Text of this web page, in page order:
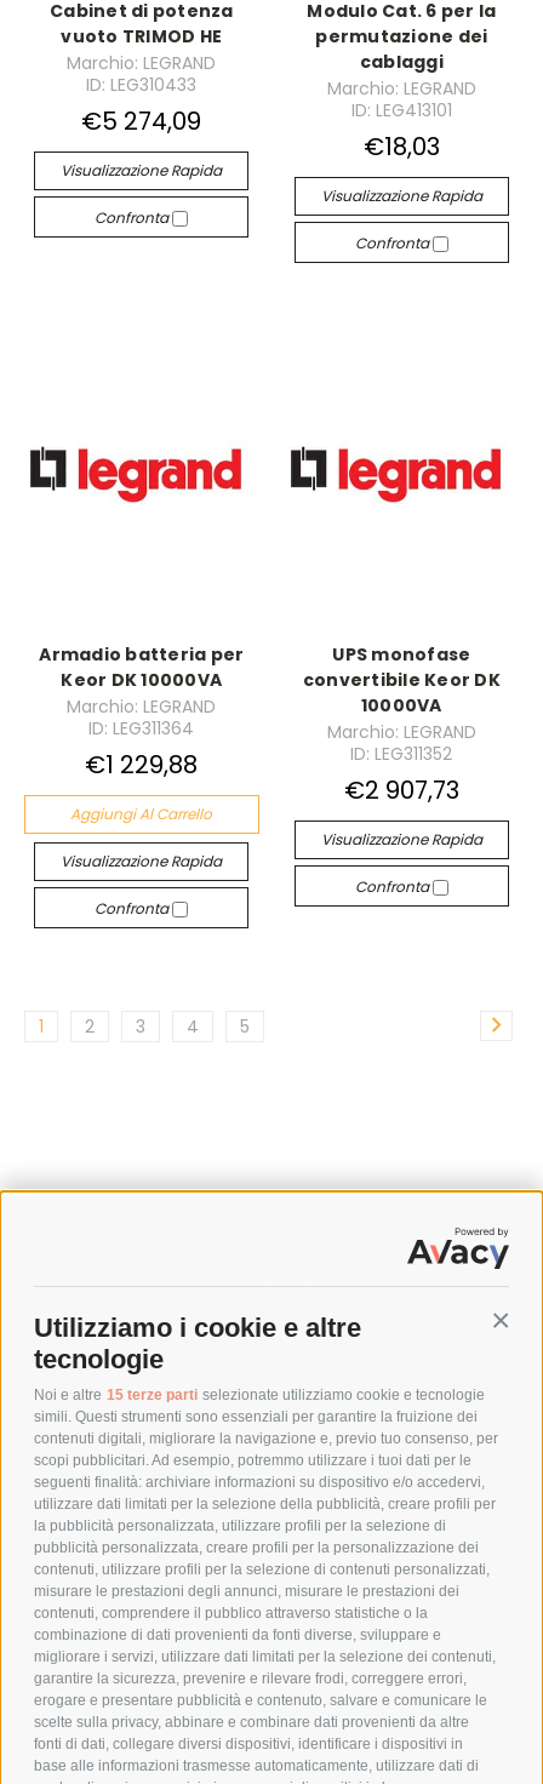
Utilizziamo i cookie e altre
tecnologie
Noi e altre 15 terze parti selezionate utilizziamo cookie e tecnologie
simili. Questi strumenti sono essenziali per garantire la fruizione dei
contenuti digitali, migliorare la navigazione e, previo tuo consenso, per
scopi pubblicitari. Ad esempio, potremmo utilizzare i tuoi dati per le
seguenti finalità: archiviare informazioni su dispositivo e/o accedervi,
utilizzare dati limitati per la selezione della pubblicità, creare profili per
la pubblicità personalizzata, utilizzare profili per la selezione di
pubblicità personalizzata, creare profili per la personalizzazione dei
contenuti, utilizzare profili per la selezione di contenuti personalizzati,
misurare le prestazioni degli annunci, misurare le prestazioni dei
contenuti, comprendere il pubblico attraverso statistiche o la
combinazione di dati provenienti da fonti diverse, sviluppare e
migliorare i servizi, utilizzare dati limitati per la selezione dei contenuti,
garantire la sicurezza, prevenire e rilevare frodi, correggere errori,
erogare e presentare pubblicità e contenuto, salvare e comunicare le
scelte sulla privacy, abbinare e combinare dati provenienti da altre
fonti di dati, collegare diversi dispositivi, identificare i dispositivi in
base alle informazioni trasmesse automaticamente, utilizzare dati di
Cabinet di potenza
vuoto TRIMOD HE
Marchio: LEGRAND
ID: LEG310433
€5 274,09
Visualizzazione Rapida
Confronta
Modulo Cat. 6 per la
permutazione dei
cablaggi
Marchio: LEGRAND
ID: LEG413101
€18,03
Visualizzazione Rapida
Confronta
Armadio batteria per
Keor DK 10000VA
Marchio: LEGRAND
ID: LEG311364
€1 229,88
Aggiungi Al Carrello
Visualizzazione Rapida
Confronta
UPS monofase
convertibile Keor DK
10000VA
Marchio: LEGRAND
ID: LEG311352
€2 907,73
Visualizzazione Rapida
Confronta
1 2 3 4 5
SPEDIZIONI
COSTI DI SPEDIZIONE
POLITICA DI RESO
POLICY
PRIVACY POLICY
COOKIE POLICY
PAGAMENTI SICURI
AZIENDA
CHI SIAMO
MARCHI TRATTATI